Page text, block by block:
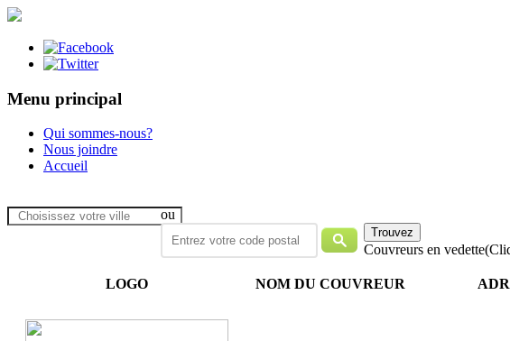
Menu principal
Qui sommes-nous?
Nous joindre
Accueil
ou
Couvreurs en vedette
LOGO NOM DU COUVREUR